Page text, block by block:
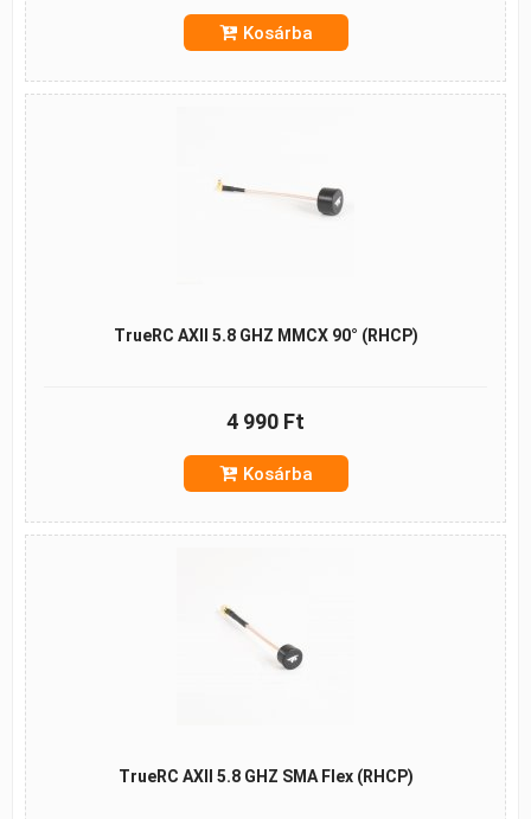
Kosárba
TrueRC AXII 5.8 GHZ MMCX 90° (RHCP)
4 990 Ft
Kosárba
TrueRC AXII 5.8 GHZ SMA Flex (RHCP)